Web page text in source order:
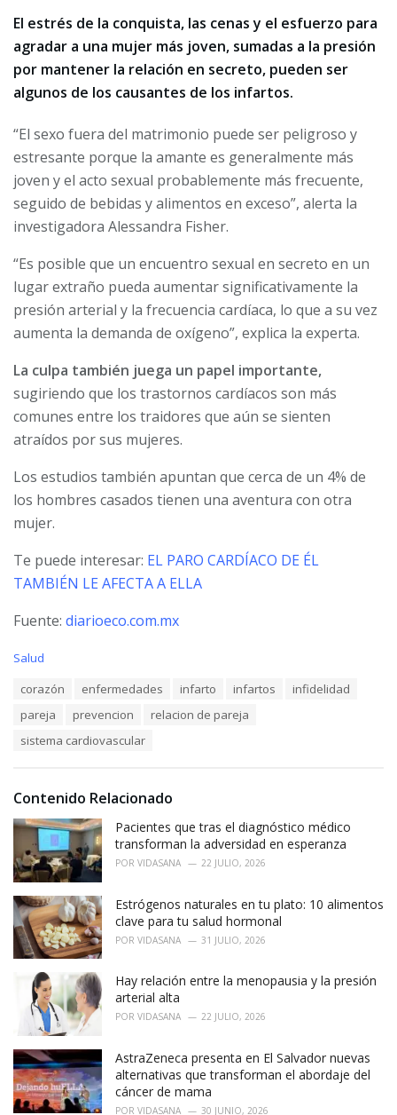
El estrés de la conquista, las cenas y el esfuerzo para
agradar a una mujer más joven, sumadas a la presión
por mantener la relación en secreto, pueden ser
algunos de los causantes de los infartos.
“El sexo fuera del matrimonio puede ser peligroso y
estresante porque la amante es generalmente más
joven y el acto sexual probablemente más frecuente,
seguido de bebidas y alimentos en exceso”, alerta la
investigadora Alessandra Fisher.
“Es posible que un encuentro sexual en secreto en un
lugar extraño pueda aumentar significativamente la
presión arterial y la frecuencia cardíaca, lo que a su vez
aumenta la demanda de oxígeno”, explica la experta.
La culpa también juega un papel importante,
sugiriendo que los trastornos cardíacos son más
comunes entre los traidores que aún se sienten
atraídos por sus mujeres.
Los estudios también apuntan que cerca de un 4% de
los hombres casados tienen una aventura con otra
mujer.
Te puede interesar: EL PARO CARDÍACO DE ÉL
TAMBIÉN LE AFECTA A ELLA
Fuente: diarioeco.com.mx
C
s
:
Salud
corazón enfermedades infarto infartos
infidelidad
pareja
prevencion
relacion de pareja
sistema cardiovascular
Contenido Relacionado
Pacientes que tras el diagnóstico médico
transforman la adversidad en esperanza
POR VIDASANA 22 JULIO, 2026
Estrógenos naturales en tu plato: 10 alimentos
clave para tu salud hormonal
POR VIDASANA 31 JULIO, 2026
Hay relación entre la menopausia y la presión
arterial alta
POR VIDASANA 22 JULIO, 2026
AstraZeneca presenta en El Salvador nuevas
alternativas que transforman el abordaje del
cáncer de mama
POR VIDASANA 30 JUNIO, 2026